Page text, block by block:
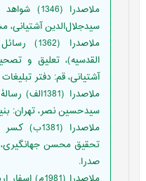
ملاصدرا
سیدجلال‌الدین آشتیانی،
ملاصدرا
القدسیه)، تعلیق و
آشتیانی، قم: دفتر
ملاصدرا
سیدحسین نصر، تهران:
ملاصدرا
تحقیق محسن جهانگیری،
صدرا.